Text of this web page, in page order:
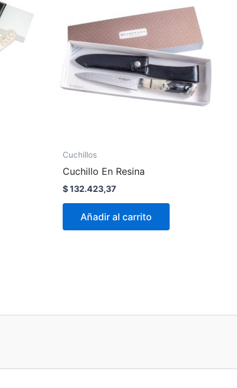
Cuchillos
Cuchillo En Resina
$132.423,37
Añadir al carrito